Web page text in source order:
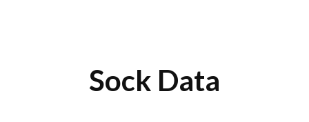
Sock Data